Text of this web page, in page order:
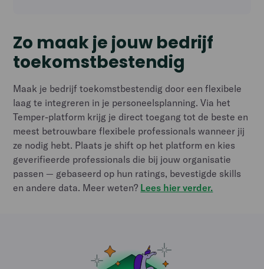
Zo maak je jouw bedrijf
toekomstbestendig
Maak je bedrijf toekomstbestendig door een flexibele
laag te integreren in je personeelsplanning. Via het
Temper-platform krijg je direct toegang tot de beste en
meest betrouwbare flexibele professionals wanneer jij
ze nodig hebt. Plaats je shift op het platform en kies
geverifieerde professionals die bij jouw organisatie
passen — gebaseerd op hun ratings, bevestigde skills
en andere data. Meer weten? Lees hier verder.